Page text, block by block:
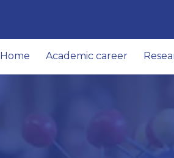
Home Academic career